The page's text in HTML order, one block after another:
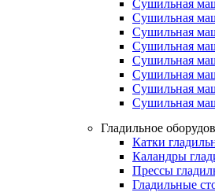
Сушильная
Сушильная
Сушильная
Сушильная
Сушильная
Сушильная
Сушильная
Сушильная
Гладильное
Катки
Каландры
Прессы
Гладильные